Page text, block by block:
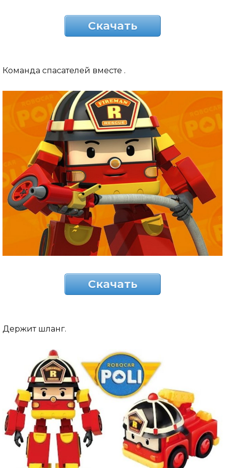
Скачать
Команда спасателей вместе .
Скачать
Держит шланг.